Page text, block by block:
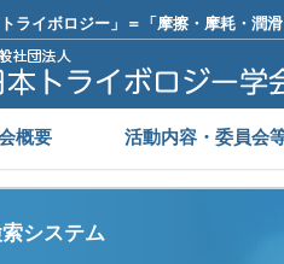
トライボロジー」＝「摩擦・摩耗・潤
概要 活動内容・委員会
システム